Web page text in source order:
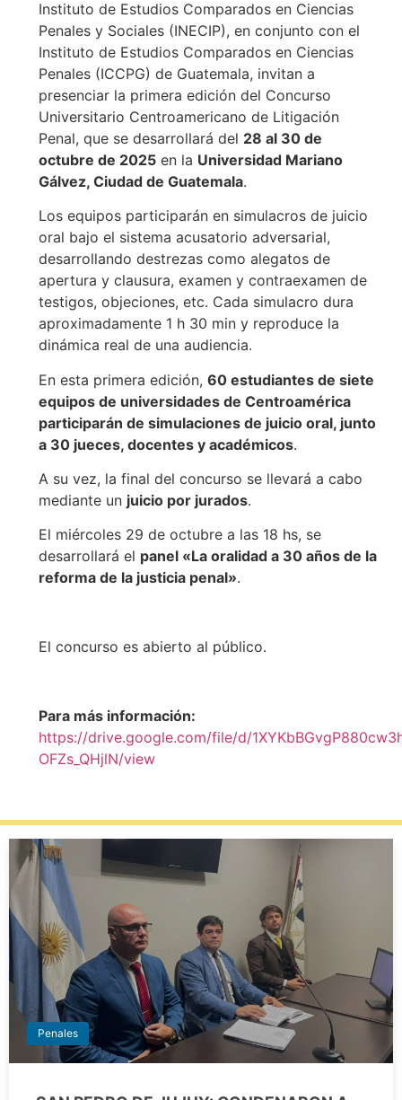
Instituto de Estudios Comparados en Ciencias
Penales y Sociales (INECIP), en conjunto con el
Instituto de Estudios Comparados en Ciencias
Penales (ICCPG) de Guatemala, invitan a
presenciar la primera edición del Concurso
Universitario Centroamericano de Litigación
Penal, que se desarrollará del 28 al 30 de
octubre de 2025en la Universidad Mariano
Gálvez, Ciudad de Guatemala.
Los equipos participarán en simulacros de juicio
oral bajo el sistema acusatorio adversarial,
desarrollando destrezas como alegatos de
apertura y clausura, examen y contraexamen de
testigos, objeciones, etc. Cada simulacro dura
aproximadamente 1 h 30 min y reproduce la
dinámica real de una audiencia.
En esta primera edición, 60 estudiantes de siete
equipos de universidades de Centroamérica
participarán de simulaciones de juicio oral, junto
a 30 jueces, docentes y académicos.
A su vez, la final del concurso se llevará a cabo
mediante un juicio por jurados.
El miércoles 29 de octubre a las 18 hs, se
desarrollará el panel «La oralidad a 30 años de la
reforma de la justicia penal».
El concurso es abierto al público.
Para más información:
https://drive.google.com/file/d/
OFZs_QHjlN/view
Penales